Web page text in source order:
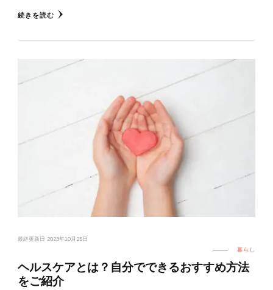
続きを読む
最終更新日 2023年10月25日
暮らし
ヘルスケアとは？自分でできるおすすめ方法
をご紹介